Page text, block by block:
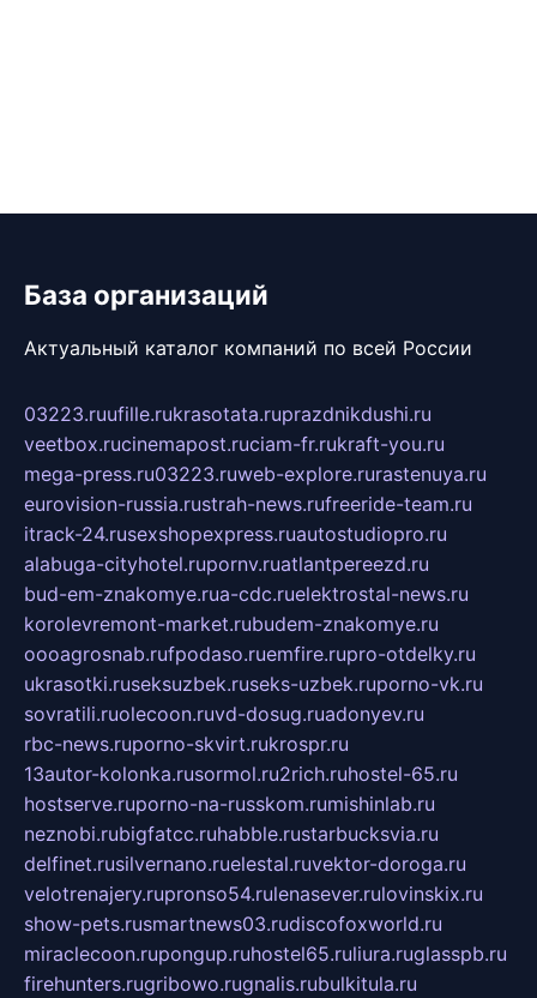
База организаций
Актуальный каталог компаний по всей России
03223.ruufille.rukrasotata.ruprazdnikdushi.ru
veetbox.rucinemapost.ruciam-fr.rukraft-you.ru
mega-press.ru03223.ruweb-explore.rurastenuya.ru
eurovision-russia.rustrah-news.rufreeride-team.ru
itrack-24.rusexshopexpress.ruautostudiopro.ru
alabuga-cityhotel.rupornv.ruatlantpereezd.ru
bud-em-znakomye.rua-cdc.ruelektrostal-news.ru
korolevremont-market.rubudem-znakomye.ru
oooagrosnab.rufpodaso.ruemfire.rupro-otdelky.ru
ukrasotki.ruseksuzbek.ruseks-uzbek.ruporno-vk.ru
sovratili.ruolecoon.ruvd-dosug.ruadonyev.ru
rbc-news.ruporno-skvirt.rukrospr.ru
13autor-kolonka.rusormol.ru2rich.ruhostel-65.ru
hostserve.ruporno-na-russkom.rumishinlab.ru
neznobi.rubigfatcc.ruhabble.rustarbucksvia.ru
delfinet.rusilvernano.ruelestal.ruvektor-doroga.ru
velotrenajery.rupronso54.rulenasever.rulovinskix.ru
show-pets.rusmartnews03.rudiscofoxworld.ru
miraclecoon.rupongup.ruhostel65.ruliura.ruglasspb.ru
firehunters.rugribowo.rugnalis.rubulkitula.ru